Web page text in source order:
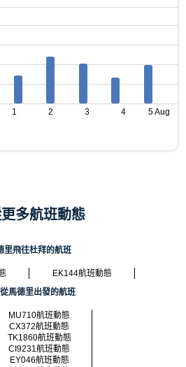
1 2 3 4 5 Aug
多航班動態
里飛往杜拜的航班
EK144航班動態
馬德里出發的航班
MU710航班動態
CX372航班動態
TK1860航班動態
CI9231航班動態
EY046航班動態